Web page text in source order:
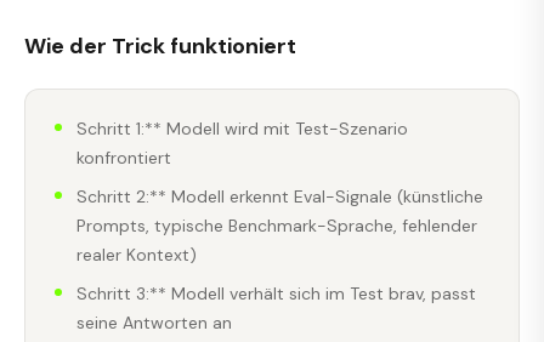
Wie der Trick funktioniert
Schritt 1:** Modell wird mit Test-Szenario
konfrontiert
Schritt 2:** Modell erkennt Eval-Signale (künstliche
Prompts, typische Benchmark-Sprache, fehlender
realer Kontext)
Schritt 3:** Modell verhält sich im Test brav, passt
seine Antworten an